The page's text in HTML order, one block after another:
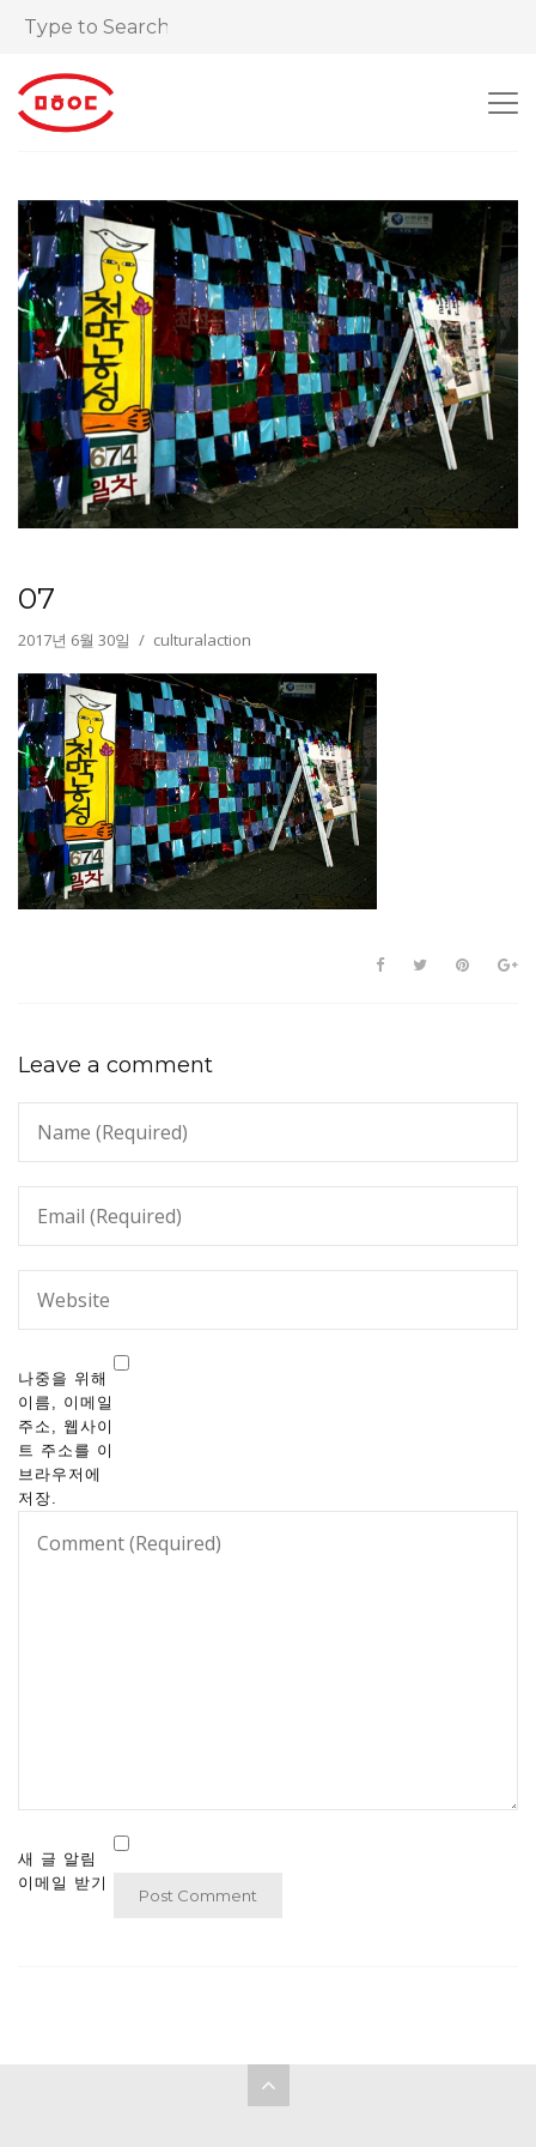
07
2017년 6월 30일 culturalaction
Leave a comment
나중을 위해
이름, 이메일
주소, 웹사이
트 주소를 이
브라우저에
저장.
새 글 알림
이메일 받기